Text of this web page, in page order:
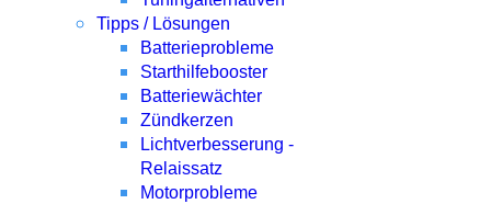
Tipps / Lösungen
Batterieprobleme
Starthilfebooster
Batteriewächter
Zündkerzen
Lichtverbesserung -
Relaissatz
Motorprobleme